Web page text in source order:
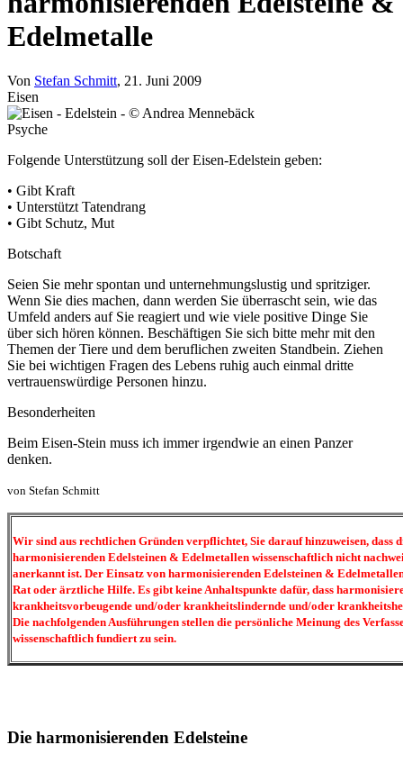
Edelmetalle
Von Stefan Schmitt, 21. Juni 2009
Eisen
Psyche
Folgende Unterstützung soll der Eisen-Edelstein geben:
• Gibt Kraft
• Unterstützt Tatendrang
• Gibt Schutz, Mut
Botschaft
Seien Sie mehr spontan und unternehmungslustig und spritziger.
Wenn Sie dies machen, dann werden Sie überrascht sein, wie das
Umfeld anders auf Sie reagiert und wie viele positive Dinge Sie
über sich hören können. Beschäftigen Sie sich bitte mehr mit den
Themen der Tiere und dem beruflichen zweiten Standbein. Ziehen
Sie bei wichtigen Fragen des Lebens ruhig auch einmal dritte
vertrauenswürdige Personen hinzu.
Besonderheiten
Beim Eisen-Stein muss ich immer irgendwie an einen Panzer
denken.
von Stefan Schmitt
Wir sind aus rechtlichen Gründen verpflichtet, Sie darauf hinzuweisen, dass
harmonisierenden Edelsteinen & Edelmetallen wissenschaftlich nicht
anerkannt ist. Der Einsatz von harmonisierenden Edelsteinen &
Rat oder ärztliche Hilfe. Es gibt keine Anhaltspunkte dafür, dass
krankheitsvorbeugende und/oder krankheitslindernde und/oder
Die nachfolgenden Ausführungen stellen die persönliche Meinung des
wissenschaftlich fundiert zu sein.
Die harmonisierenden Edelsteine